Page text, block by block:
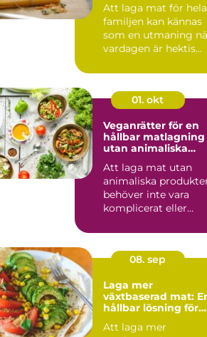
Att laga mat för hela
familjen kan kännas
som en utmaning
vardagen är hektis...
01. okt
Veganrätter för en
hållbar matlagning
utan animaliska
Att laga mat utan
animaliska
behöver inte vara
komplicerat eller
08. sep
Laga mer
växtbaserad mat:
hållbar lösning för
Att laga mer